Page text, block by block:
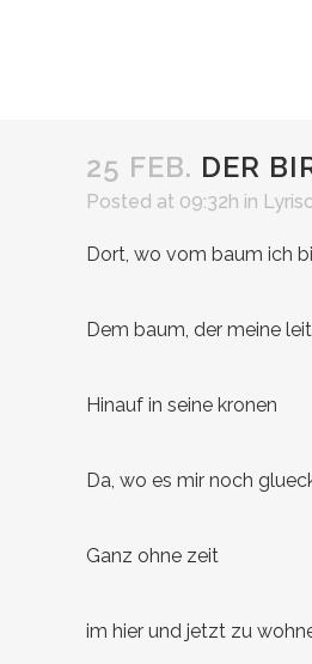
25 FEB. DER
Posted at 09:32h in
Dort, wo vom baum ich
Dem baum, der meine
Hinauf in seine kronen
Da, wo es mir noch
Ganz ohne zeit
im hier und jetzt zu